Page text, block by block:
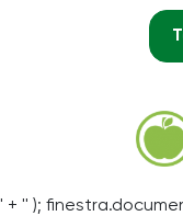
' + '' );